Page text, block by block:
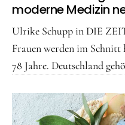
moderne Medizin
Ulrike Schupp in DIE
Frauen werden im Schnitt
78 Jahre. Deutschland